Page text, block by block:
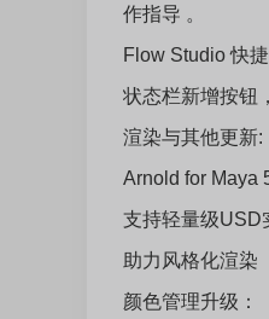
作指导 。
Flow Studio 快捷
状态栏新增按钮
渲染与其他更新:
Arnold for Maya
支持轻量级USD
助力风格化渲染
颜色管理升级：